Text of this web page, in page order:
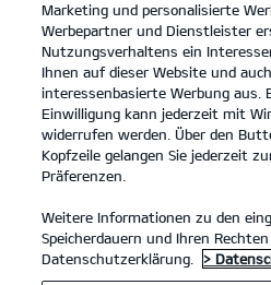
Marketing und personalisierte
Werbepartner und Dienstleister
Nutzungsverhaltens ein
Ihnen auf dieser Website und
interessenbasierte Werbung aus.
Einwilligung kann jederzeit mit
widerrufen werden. Über den
Kopfzeile gelangen Sie jederzeit
Präferenzen.
Weitere Informationen zu den
Speicherdauern und Ihren
Datenschutzerklärung.
>